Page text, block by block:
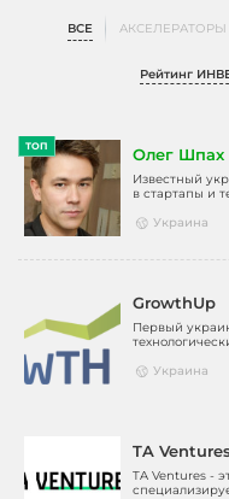
ВСЕ АКСЕЛЕРАТОРЫ
Рейтинг
ТОП Олег Шпах
Известный
в стартапы и
Украина
GrowthUp
Первый
Украина
TA
TA Ventures -